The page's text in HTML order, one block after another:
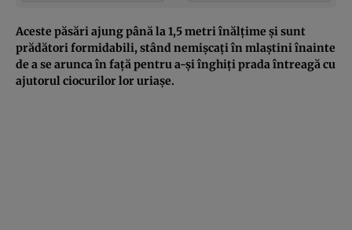
Aceste păsări ajung până la 1,5 metri înălțime și sunt
prădători formidabili, stând nemișcați în mlaștini înainte
de a se arunca în față pentru a-și înghiți prada întreagă cu
ajutorul ciocurilor lor uriașe.